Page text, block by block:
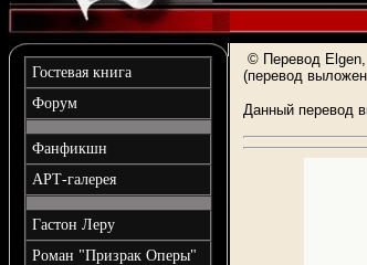
Гостевая книга
Форум
Фанфикшн
АРТ-галерея
Гастон Леру
Роман "Призрак Оперы"
© Перевод
(перевод
Данный перевод